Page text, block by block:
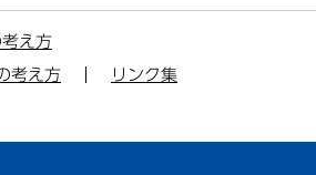
え方
考え方
リンク集